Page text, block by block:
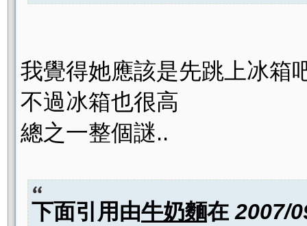
我覺得她應該是先跳上冰箱
不過冰箱也很高
總之一整個謎..
下面引用由牛奶麵在2007/